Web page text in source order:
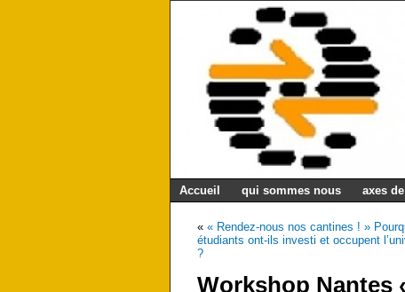
Accueil qui sommes nous axes
« « Rendez-nous nos cantines ! »
étudiants ont-ils investi et occupent
?
Workshop Nantes